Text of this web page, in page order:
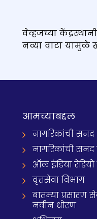
वेव्हजच्या
नव्या वाटा यामुळे
आमच्याबद्दल
नागरिकांची सनद
नागरिकांची सनद
ऑल इंडिया
वृत्तसेवा विभाग
बातम्या प्रसारण
नवीन धोरण